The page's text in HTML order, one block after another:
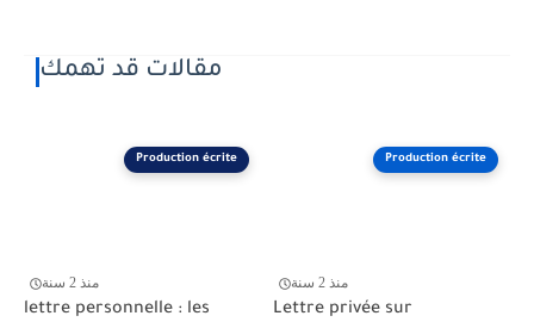
مقالات قد تهمك
Production écrite
منذ 2 سنة
lettre personnelle : les
Production écrite
منذ 2 سنة
Lettre privée sur